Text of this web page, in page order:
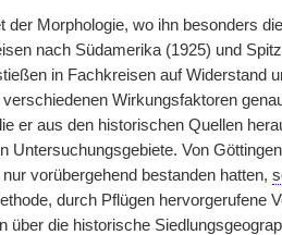
der Morphologie, wo ihn besonders
nach Südamerika (1925) und
in Fachkreisen auf Widerstand
Wirkungsfaktoren
er aus den historischen Quellen
Untersuchungsgebiete. Von
vorübergehend bestanden hatten,
durch Pflügen hervorgerufene
über die historische